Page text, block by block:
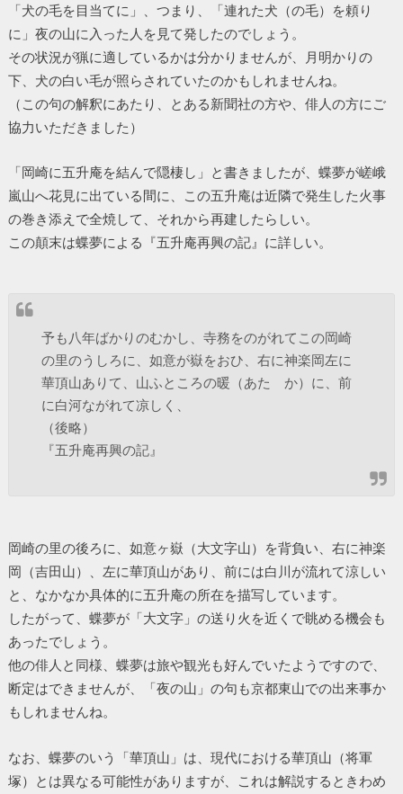
「犬の毛を目当てに」、つまり、「連れた犬（の毛）を頼り
に」夜の山に入った人を見て発したのでしょう。
その状況が猟に適しているかは分かりませんが、月明かりの
下、犬の白い毛が照らされていたのかもしれませんね。
（この句の解釈にあたり、とある新聞社の方や、俳人の方にご
協力いただきました）
「岡崎に五升庵を結んで隠棲し」と書きましたが、蝶夢が嵯峨
嵐山へ花見に出ている間に、この五升庵は近隣で発生した火事
の巻き添えで全焼して、それから再建したらしい。
この顛末は蝶夢による『五升庵再興の記』に詳しい。
予も八年ばかりのむかし、寺務をのがれてこの岡崎
の里のうしろに、如意が嶽をおひ、右に神楽岡左に
華頂山ありて、山ふところの暖（あたゝか）に、前
に白河ながれて凉しく、
（後略）
『五升庵再興の記』
岡崎の里の後ろに、如意ヶ嶽（大文字山）を背負い、右に神楽
岡（吉田山）、左に華頂山があり、前には白川が流れて涼しい
と、なかなか具体的に五升庵の所在を描写しています。
したがって、蝶夢が「大文字」の送り火を近くで眺める機会も
あったでしょう。
他の俳人と同様、蝶夢は旅や観光も好んでいたようですので、
断定はできませんが、「夜の山」の句も京都東山での出来事か
もしれませんね。
なお、蝶夢のいう「華頂山」は、現代における華頂山（将軍
塚）とは異なる可能性がありますが、これは解説するときわめ